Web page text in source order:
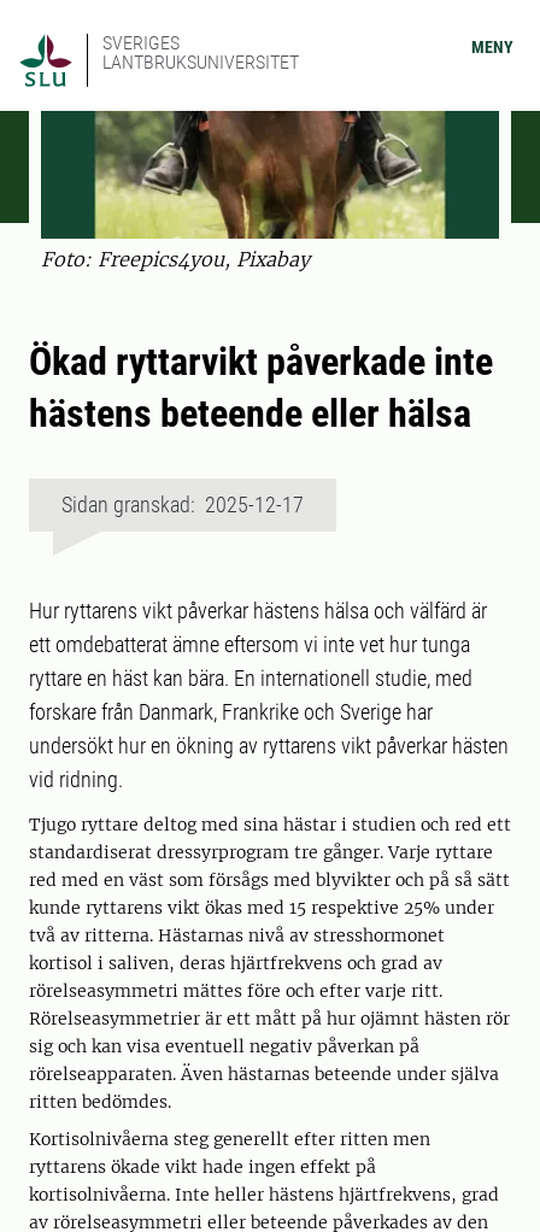
SVERIGES
LANTBRUKSUNIVERSITET
MENY
Foto: Freepics4you, Pixabay
Ökad ryttarvikt påverkade inte
hästens beteende eller hälsa
Sidan granskad: 2025-12-17
Hur ryttarens vikt påverkar hästens hälsa och välfärd är
ett omdebatterat ämne eftersom vi inte vet hur tunga
ryttare en häst kan bära. En internationell studie, med
forskare från Danmark, Frankrike och Sverige har
undersökt hur en ökning av ryttarens vikt påverkar hästen
vid ridning.
Tjugo ryttare deltog med sina hästar i studien och red ett
standardiserat dressyrprogram tre gånger. Varje ryttare
red med en väst som försågs med blyvikter och på så sätt
kunde ryttarens vikt ökas med 15 respektive 25% under
två av ritterna. Hästarnas nivå av stresshormonet
kortisol i saliven, deras hjärtfrekvens och grad av
rörelseasymmetri mättes före och efter varje ritt.
Rörelseasymmetrier är ett mått på hur ojämnt hästen rör
sig och kan visa eventuell negativ påverkan på
rörelseapparaten. Även hästarnas beteende under själva
ritten bedömdes.
Kortisolnivåerna steg generellt efter ritten men
ryttarens ökade vikt hade ingen effekt på
kortisolnivåerna. Inte heller hästens hjärtfrekvens, grad
av rörelseasymmetri eller beteende påverkades av den